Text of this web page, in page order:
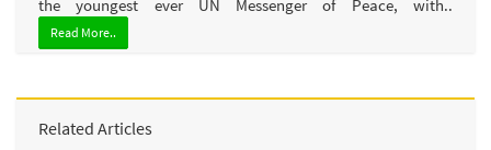
the youngest ever UN Messenger of Peace, with..
Read More..
Related Articles